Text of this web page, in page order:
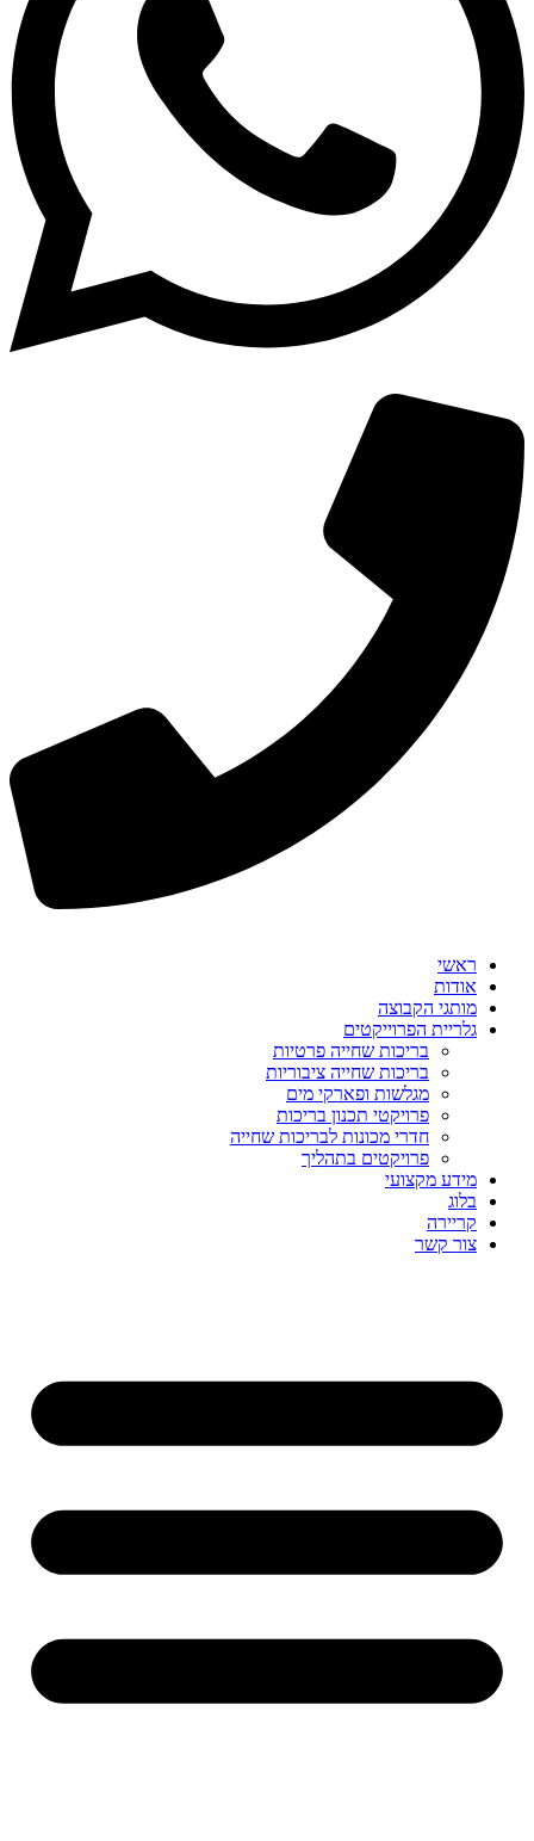
ראשי
אודות
מותגי הקבוצה
גלריית הפרוייקטים
בריכות שחייה פרטיות
בריכות שחייה ציבוריות
מגלשות ופארקי מים
פרויקטי תכנון בריכות
חדרי מכונות לבריכות שחייה
פרויקטים בתהליך
מידע מקצועי
בלוג
קריירה
צור קשר